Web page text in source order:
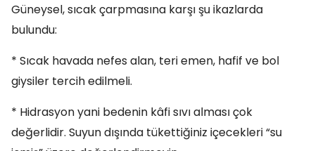
Güneysel, sıcak çarpmasına karşı şu ikazlarda
bulundu:
* Sıcak havada nefes alan, teri emen, hafif ve bol
giysiler tercih edilmeli.
* Hidrasyon yani bedenin kâfi sıvı alması çok
değerlidir. Suyun dışında tükettiğiniz içecekleri “su